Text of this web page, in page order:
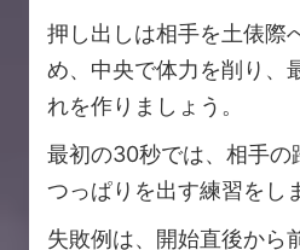
押し出しは相手を土俵際
め、中央で体力を削り、
れを作りましょう。
最初の30秒では、相手の
つっぱりを出す練習をし
失敗例は、開始直後から